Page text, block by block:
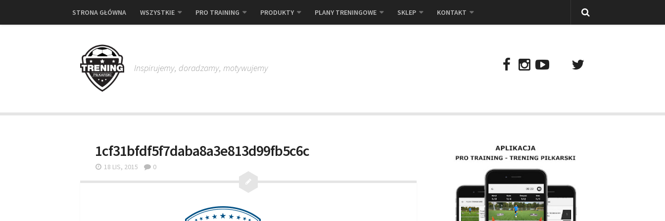
STRONA GŁÓWNA WSZYSTKIE PRO TRAINING PRODUKTY PLANY TRENINGOWE SKLEP KONTAKT
Inspirujemy, doradzamy, motywujemy
1cf31bfdf5f7daba8a3e813d99fb5c6c
18 LIS, 2015 0